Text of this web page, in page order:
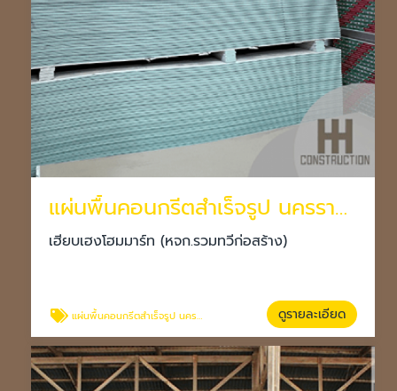
แผ่นพื้นคอนกรีตสำเร็จรูป นครราชสีมา
เฮียบเฮงโฮมมาร์ท (หจก.รวมทวีก่อสร้าง)
แผ่นพื้นคอนกรีตสำเร็จรูป นครราชสีมา ดูรายละเอียด